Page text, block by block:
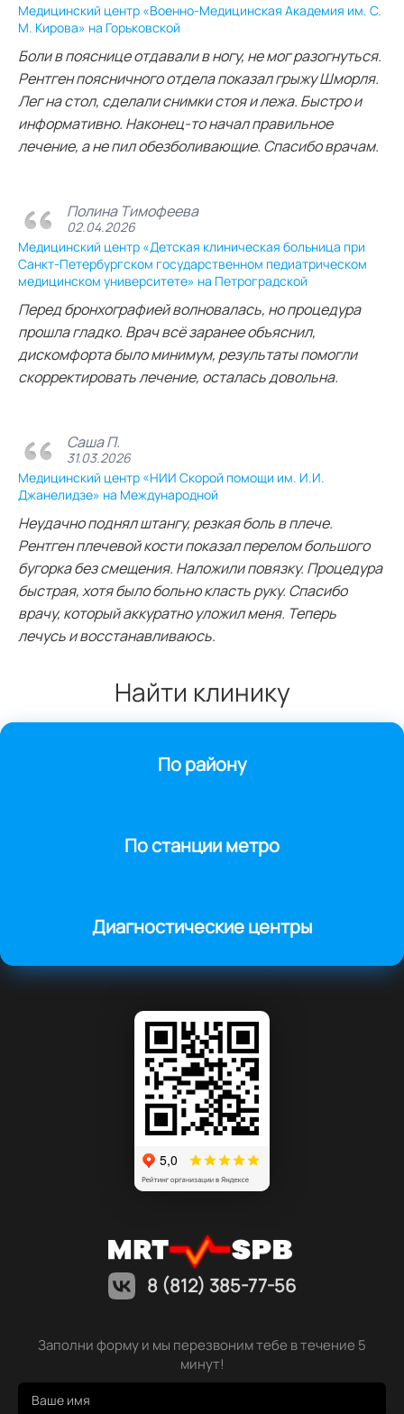
Медицинский центр «Военно-Медицинская Академия им. С.
М. Кирова» на Горьковской
Боли в пояснице отдавали в ногу, не мог разогнуться.
Рентген поясничного отдела показал грыжу Шморля.
Лег на стол, сделали снимки стоя и лежа. Быстро и
информативно. Наконец-то начал правильное
лечение, а не пил обезболивающие. Спасибо врачам.
Полина Тимофеева
02.04.2026
Медицинский центр «Детская клиническая больница при
Санкт-Петербургском государственном педиатрическом
медицинском университете» на Петроградской
Перед бронхографией волновалась, но процедура
прошла гладко. Врач всё заранее объяснил,
дискомфорта было минимум, результаты помогли
скорректировать лечение, осталась довольна.
Саша П.
31.03.2026
Медицинский центр «НИИ Скорой помощи им. И.И.
Джанелидзе» на Международной
Неудачно поднял штангу, резкая боль в плече.
Рентген плечевой кости показал перелом большого
бугорка без смещения. Наложили повязку. Процедура
быстрая, хотя было больно класть руку. Спасибо
врачу, который аккуратно уложил меня. Теперь
лечусь и восстанавливаюсь.
Найти клинику
По району
По станции метро
Диагностические центры
8 (812) 385-77-56
Заполни форму и мы перезвоним тебе в течение 5
минут!